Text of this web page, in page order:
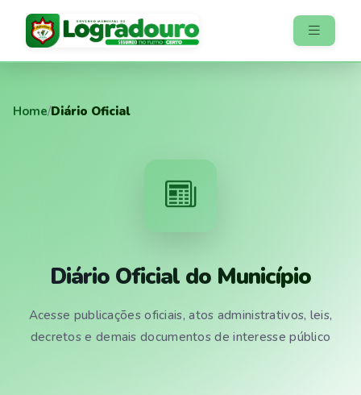
Home/Diário Oficial
Diário Oficial do Município
Acesse publicações oficiais, atos administrativos, leis,
decretos e demais documentos de interesse público